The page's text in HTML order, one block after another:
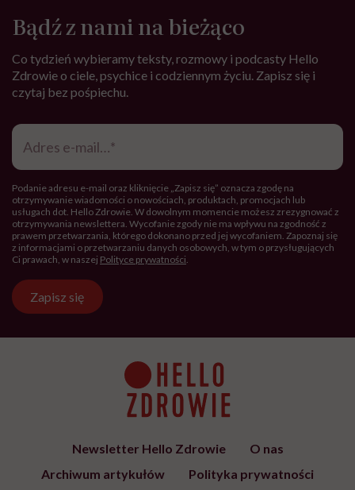
Bądź z nami na bieżąco
Co tydzień wybieramy teksty, rozmowy i podcasty Hello
Zdrowie o ciele, psychice i codziennym życiu. Zapisz się i
czytaj bez pośpiechu.
Adres
mail*
Podanie adresu e-mail oraz kliknięcie „Zapisz się” oznacza zgodę na
otrzymywanie wiadomości o nowościach, produktach, promocjach lub
usługach dot. Hello Zdrowie. W dowolnym momencie możesz zrezygnować z
otrzymywania newslettera. Wycofanie zgody nie ma wpływu na zgodność z
prawem przetwarzania, którego dokonano przed jej wycofaniem. Zapoznaj się
z informacjami o przetwarzaniu danych osobowych, w tym o przysługujących
Ci prawach, w naszej Polityce prywatności.
Zapisz się
Newsletter Hello Zdrowie
O nas
Archiwum artykułów
Polityka prywatności